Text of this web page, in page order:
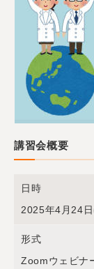
講習会概要
日時
2025年4月24
形式
Zoomウェビナ